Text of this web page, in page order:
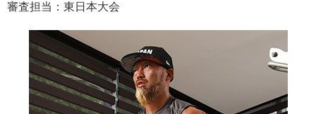
審査担当： 東日本大会